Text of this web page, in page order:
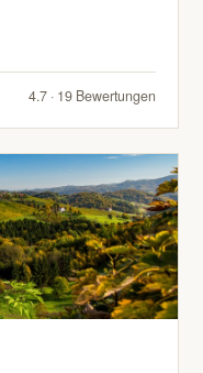
4.7 · 19 Bewertungen